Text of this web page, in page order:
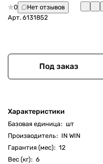
0
Нет отзывов
Арт. 6131852
Под заказ
Характеристики
Базовая единица: шт
Производитель: IN WIN
Гарантия (мес): 12
Вес (кг): 6